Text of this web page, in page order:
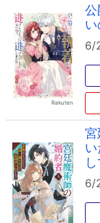
公
6/
宮
6/